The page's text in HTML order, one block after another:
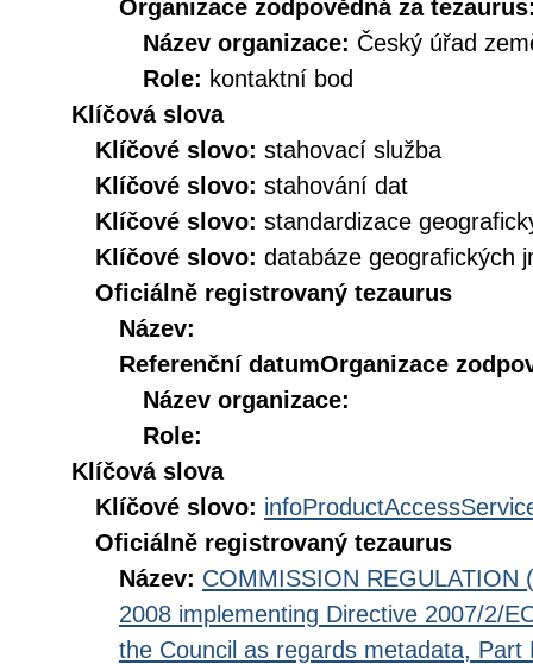
Organizace zodpovědná za
Název organizace: Český úřad
Role: kontaktní bod
Klíčová slova
Klíčové slovo: stahovací služba
Klíčové slovo: stahování dat
Klíčové slovo: standardizace
Klíčové slovo: databáze geografických
Oficiálně registrovaný tezaurus
Název:
Referenční datumOrganizace
Název organizace:
Role:
Klíčová slova
Klíčové slovo:
Oficiálně registrovaný tezaurus
Název: COMMISSION REGULATION
2008 implementing Directive 2007/2/
the Council as regards metadata,